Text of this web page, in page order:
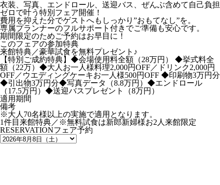
衣装、写真、エンドロール、送迎バス、ぜんぶ含めて自己負担
ゼロで叶う特別フェア開催！
費用を抑えた分でゲストへもしっかり”おもてなし”を。
専属プランナーのフルサポート付きでご準備も安心です。
期間限定のためご予約はお早目に！
このフェアの参加特典
来館特典／豪華試食を無料プレゼント♪
【特別ご成約特典】◆会場使用料全額（28万円） ◆挙式料全
額（22万）◆大人お一人様料理2,000円OFF／ドリンク2,000円
OFF／ウエディングケーキお一人様500円OFF ◆印刷物3万円分
◆引出物3万円分◆写真データ（8.8万円）◆エンドロール
（17.5万円）◆送迎バスプレゼント（8万円）
適用期間
備考
※大人70名様以上の実施で適用となります。
1件目来館特典／※無料試食は新郎新婦様お2人来館限定
RESERVATIONフェア予約